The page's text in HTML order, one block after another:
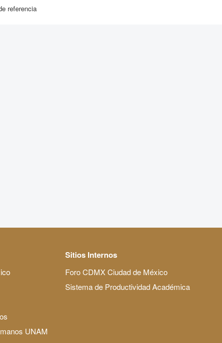
referencia
UNAM
Sitios Internos
Foro CDMX Ciudad de México
Sistema de Productividad Académica